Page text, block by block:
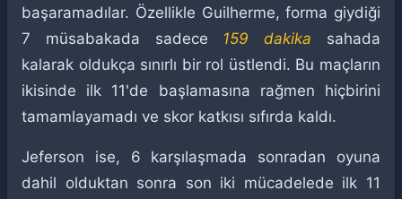
başaramadılar. Özellikle Guilherme, forma giydiği
7 müsabakada sadece 159 dakika sahada
kalarak oldukça sınırlı bir rol üstlendi. Bu maçların
ikisinde ilk 11'de başlamasına rağmen hiçbirini
tamamlayamadı ve skor katkısı sıfırda kaldı.
Jeferson ise, 6 karşılaşmada sonradan oyuna
dahil olduktan sonra son iki mücadelede ilk 11